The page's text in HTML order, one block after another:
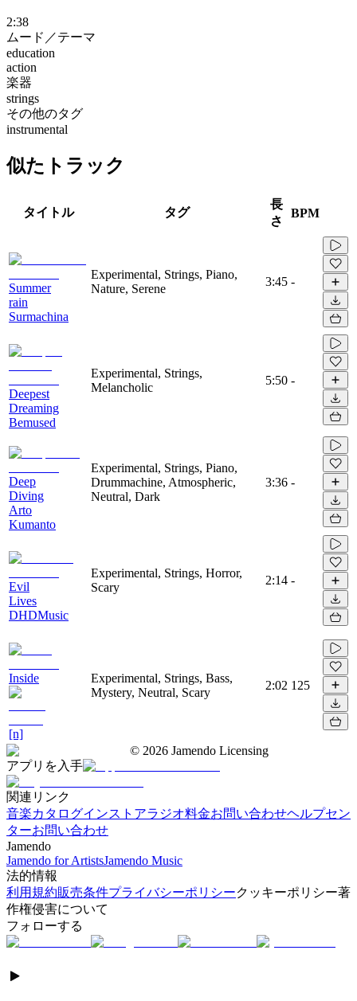
2:38
ムード／テーマ
education
action
楽器
strings
その他のタグ
instrumental
似たトラック
タイトル タグ
長
さ
BPM
Summer
rain
Surmachina
Experimental, Strings, Piano,
Nature, Serene
3:45 -
Deepest
Dreaming
Bemused
Experimental, Strings,
Melancholic
5:50 -
Deep
Diving
Arto
Kumanto
Experimental, Strings, Piano,
Drummachine, Atmospheric,
Neutral, Dark
3:36 -
Evil
Lives
DHDMusic
Experimental, Strings, Horror,
Scary
2:14 -
Inside
[n]
Experimental, Strings, Bass,
Mystery, Neutral, Scary
2:02 125
© 2026 Jamendo Licensing
アプリを入手
関連リンク
音楽カタログインストアラジオ料金お問い合わせヘルプセン
ターお問い合わせ
Jamendo
Jamendo for ArtistsJamendo Music
法的情報
利用規約販売条件プライバシーポリシークッキーポリシー著
作権侵害について
フォローする